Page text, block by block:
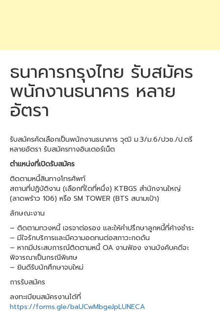
ธนาคารกรุงไทย รับสมัคร
พนักงานธนาคาร หลาย
อัตรา
รับสมัครคัดเลือกเป็นพนักงานธนาคาร วุฒิ ม.3/ม.6/ปวช./ป.ตรี
หลายอัตรา รับสมัครทางอินเตอร์เน็ต
ตำแหน่งที่เปิดรับสมัคร
ติดตามหนี้สินทางโทรศัพท์
สถานที่ปฏิบัติงาน (เลือกที่ใดที่หนึ่ง) KTBGS สำนักงานใหญ่
(ลาดพร้าว 106) หรือ SM TOWER (BTS สนามเป้า)
ลักษณะงาน
– ติดตามทวงหนี้ เจรจาต่อรอง และให้คำปรึกษาลูกหนี้ที่ค้างชำระ
– มีใจรักบริการและมีความอดทนต่อสภาวะกดดัน
– หากมีประสบการณ์ติดตามหนี้ OA งานฟ้อง งานบังคับคดีจะ
พิจารณาเป็นกรณีพิเศษ
– ยินดีรับนักศึกษาจบใหม่
การรับสมัคร
ลงทะเบียนสมัครงานได้ที่
https://forms.gle/baUCwMbgeJpLUNECA